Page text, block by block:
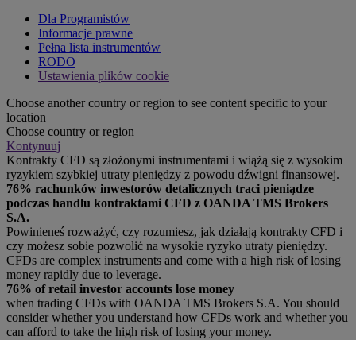
Dla Programistów
Informacje prawne
Pełna lista instrumentów
RODO
Ustawienia plików cookie
Choose another country or region to see content specific to your
location
Choose country or region
Kontynuuj
Kontrakty CFD są złożonymi instrumentami i wiążą się z wysokim
ryzykiem szybkiej utraty pieniędzy z powodu dźwigni finansowej.
76% rachunków inwestorów detalicznych traci pieniądze
podczas handlu kontraktami CFD z OANDA TMS Brokers
S.A.
Powinieneś rozważyć, czy rozumiesz, jak działają kontrakty CFD i
czy możesz sobie pozwolić na wysokie ryzyko utraty pieniędzy.
CFDs are complex instruments and come with a high risk of losing
money rapidly due to leverage.
76% of retail investor accounts lose money
when trading CFDs with OANDA TMS Brokers S.A. You should
consider whether you understand how CFDs work and whether you
can afford to take the high risk of losing your money.